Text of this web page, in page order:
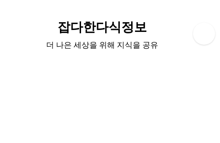
잡다한다식정보
더 나은 세상을 위해 지식을 공유